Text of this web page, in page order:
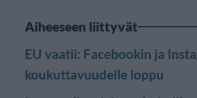
Aiheeseen liittyvät
EU vaatii: Facebookin ja
koukuttavuudelle loppu